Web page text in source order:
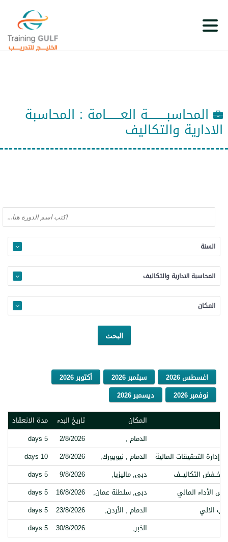
المحاسبـــــــــة العـــــــامة : المحاسبة
الادارية والتكاليف
السنة
المحاسبة الادارية والتكاليف
المكان
اغسطس 2026 سبتمبر 2026
أكتوبر 2026
نوفمبر 2026
ديسمبر 2026
المكان
تاريخ البدء
مدة الانعقاد
الدمام ,
2/8/2026
5 days
التحقيقات المالية
الدمام , نيويورك, 2/8/2026
10 days
وخــفض التكاليـــف
دبى, ماليزيا, 9/8/2026
5 days
الأداء المالي
دبى, سلطنة عمان, 16/8/2026
5 days
الالي
الدمام , الأردن, 23/8/2026
5 days
الخبر,
30/8/2026
5 days